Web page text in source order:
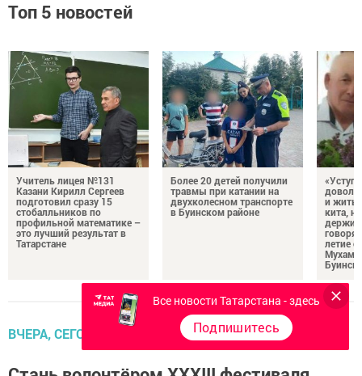
Топ 5 новостей
Учитель лицея №131
Казани Кирилл Сергеев
подготовил сразу 15
стобалльников по
профильной математике –
это лучший результат в
Татарстане
Более 20 детей получили
травмы при катании на
двухколесном транспорте
в Буинском районе
и жить
кита,
летие
Буинска
ВЧЕРА, СЕГОДНЯ, ЗАВТРА
Все новости Татарстана - здесь
Подпишитесь